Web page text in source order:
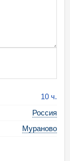
10 ч.
Россия
Мураново